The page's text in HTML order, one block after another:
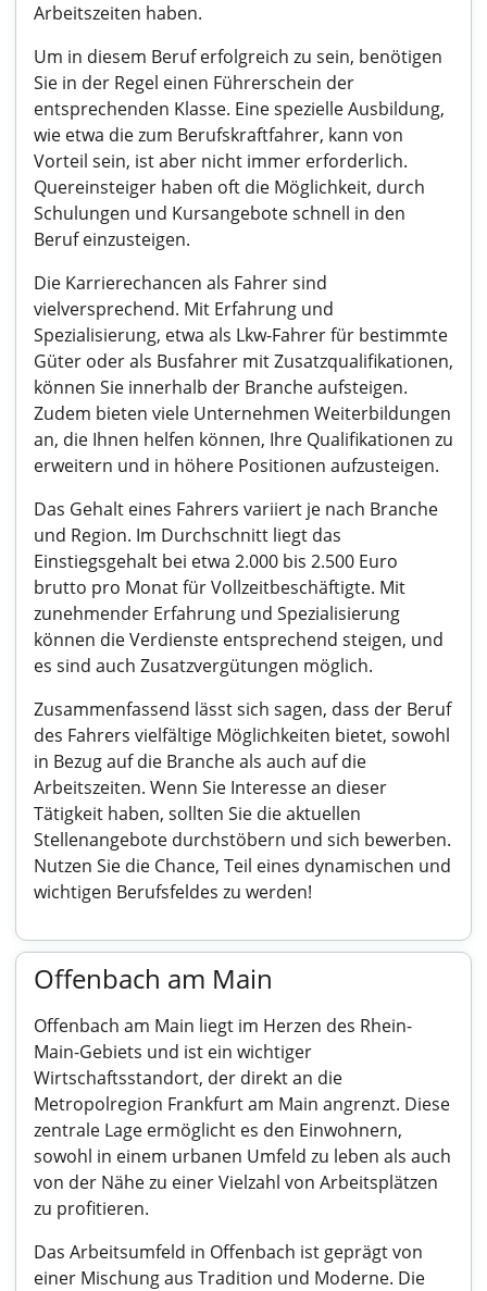
Arbeitszeiten haben.
Um in diesem Beruf erfolgreich zu sein, benötigen
Sie in der Regel einen Führerschein der
entsprechenden Klasse. Eine spezielle Ausbildung,
wie etwa die zum Berufskraftfahrer, kann von
Vorteil sein, ist aber nicht immer erforderlich.
Quereinsteiger haben oft die Möglichkeit, durch
Schulungen und Kursangebote schnell in den
Beruf einzusteigen.
Die Karrierechancen als Fahrer sind
vielversprechend. Mit Erfahrung und
Spezialisierung, etwa als Lkw-Fahrer für bestimmte
Güter oder als Busfahrer mit Zusatzqualifikationen,
können Sie innerhalb der Branche aufsteigen.
Zudem bieten viele Unternehmen Weiterbildungen
an, die Ihnen helfen können, Ihre Qualifikationen zu
erweitern und in höhere Positionen aufzusteigen.
Das Gehalt eines Fahrers variiert je nach Branche
und Region. Im Durchschnitt liegt das
Einstiegsgehalt bei etwa 2.000 bis 2.500 Euro
brutto pro Monat für Vollzeitbeschäftigte. Mit
zunehmender Erfahrung und Spezialisierung
können die Verdienste entsprechend steigen, und
es sind auch Zusatzvergütungen möglich.
Zusammenfassend lässt sich sagen, dass der Beruf
des Fahrers vielfältige Möglichkeiten bietet, sowohl
in Bezug auf die Branche als auch auf die
Arbeitszeiten. Wenn Sie Interesse an dieser
Tätigkeit haben, sollten Sie die aktuellen
Stellenangebote durchstöbern und sich bewerben.
Nutzen Sie die Chance, Teil eines dynamischen und
wichtigen Berufsfeldes zu werden!
Offenbach am Main
Offenbach am Main liegt im Herzen des Rhein-
Main-Gebiets und ist ein wichtiger
Wirtschaftsstandort, der direkt an die
Metropolregion Frankfurt am Main angrenzt. Diese
zentrale Lage ermöglicht es den Einwohnern,
sowohl in einem urbanen Umfeld zu leben als auch
von der Nähe zu einer Vielzahl von Arbeitsplätzen
zu profitieren.
Das Arbeitsumfeld in Offenbach ist geprägt von
einer Mischung aus Tradition und Moderne. Die